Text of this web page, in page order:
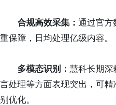
合规高效采集： 通过官方
重保障，日均处理亿级内容。
多模态识别： 慧科长期深
言处理等方面表现突出，可
别优化。